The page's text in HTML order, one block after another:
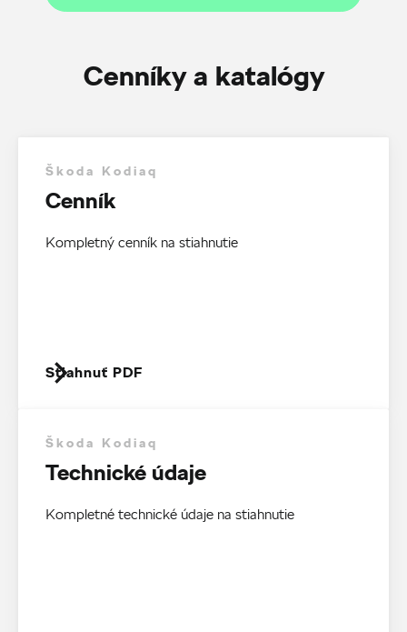
Cenníky a katalógy
Škoda Kodiaq
Cenník
Kompletný cenník na stiahnutie
Stiahnuť PDF
Škoda Kodiaq
Technické údaje
Kompletné technické údaje na stiahnutie